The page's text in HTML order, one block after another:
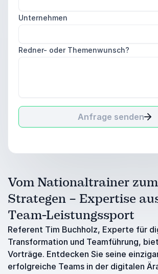
Unternehmen
Redner- oder Themenwunsch?
Anfrage senden
Vom Nationaltrainer
Strategen – Expertise
Team-Leistungssport
Referent Tim Buchholz, Experte für
Transformation und Teamführung,
Vorträge. Entdecken Sie seine
erfolgreiche Teams in der digitalen